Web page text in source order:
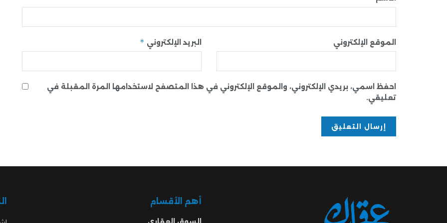
البريد الإلكتروني * الموقع الإلكتروني
احفظ اسمي، بريدي الإلكتروني، والموقع الإلكتروني في هذا المتصفح لاستخدامها المرة المقبلة في
تعليقي.
أهم الأقسام